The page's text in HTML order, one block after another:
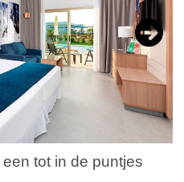
Next
tot in de puntjes